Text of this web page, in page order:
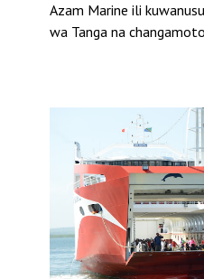
Azam Marine ili
wa Tanga na